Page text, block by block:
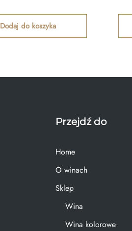
Dodaj do koszyka
Przejdź do
Home
O winach
Sklep
Wina
Wina kolorowe